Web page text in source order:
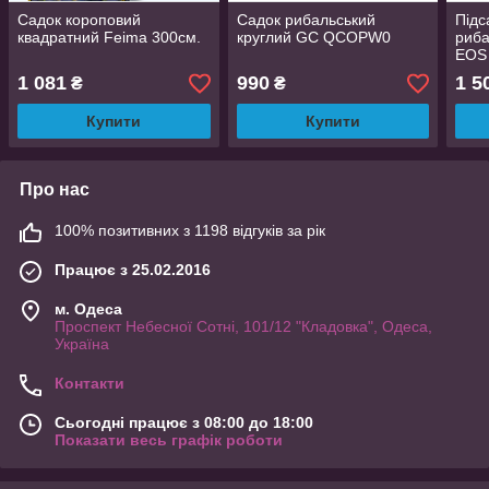
Садок короповий
квадратний Feima 300см.
1 081 ₴
Купити
Садок рибальський
круглий GC QCOPW0
990₴
Купити
1
Про нас
100% позитивних з 1198 відгуків за рік
Працює з 25.02.2016
м. Одеса
Проспект Небесної Сотні, 101/12 "Кладовка", Одеса,
Україна
Контакти
Сьогодні працює з 08:00 до 18:00
Показати весь графік роботи